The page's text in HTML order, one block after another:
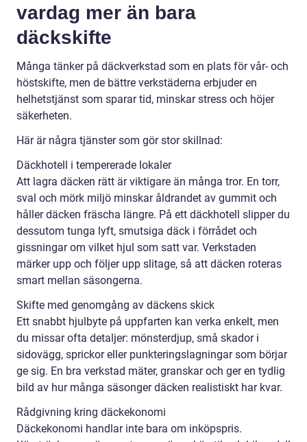
vardag mer än bara
däckskifte
Många tänker på däckverkstad som en plats för vår- och
höstskifte, men de bättre verkstäderna erbjuder en
helhetstjänst som sparar tid, minskar stress och höjer
säkerheten.
Här är några tjänster som gör stor skillnad:
Däckhotell i tempererade lokaler
Att lagra däcken rätt är viktigare än många tror. En torr,
sval och mörk miljö minskar åldrandet av gummit och
håller däcken fräscha längre. På ett däckhotell slipper du
dessutom tunga lyft, smutsiga däck i förrådet och
gissningar om vilket hjul som satt var. Verkstaden
märker upp och följer upp slitage, så att däcken roteras
smart mellan säsongerna.
Skifte med genomgång av däckens skick
Ett snabbt hjulbyte på uppfarten kan verka enkelt, men
du missar ofta detaljer: mönsterdjup, små skador i
sidovägg, sprickor eller punkteringslagningar som börjar
ge sig. En bra verkstad mäter, granskar och ger en tydlig
bild av hur många säsonger däcken realistiskt har kvar.
Rådgivning kring däckekonomi
Däckekonomi handlar inte bara om inköpspris.